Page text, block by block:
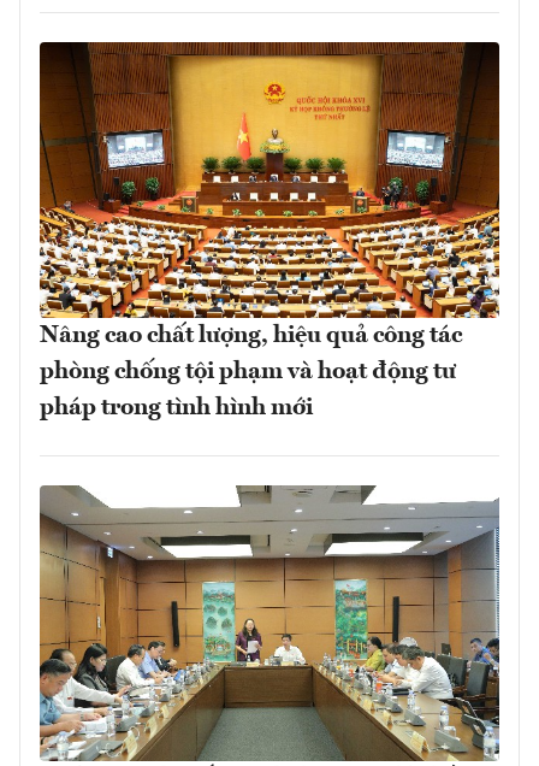
Nâng cao chất lượng, hiệu quả công tác
phòng chống tội phạm và hoạt động tư
pháp trong tình hình mới